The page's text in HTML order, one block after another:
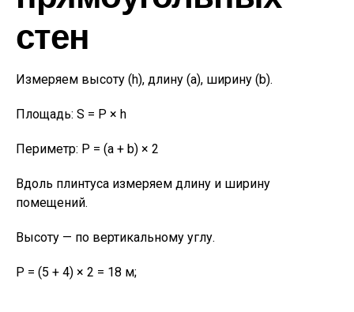
стен
Измеряем высоту (h), длину (a), ширину (b).
Площадь: S = P × h
Периметр: P = (a + b) × 2
Вдоль плинтуса измеряем длину и ширину
помещений.
Высоту — по вертикальному углу.
Р = (5 + 4) × 2 = 18 м;